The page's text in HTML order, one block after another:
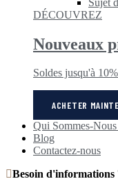
DÉCOUVREZ
Nouveaux
Soldes jusqu'à
ACHETER
Qui Sommes-Nous
Blog
Contactez-nous
Besoin d'informations